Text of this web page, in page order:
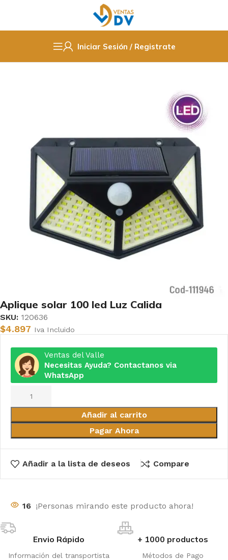
Iniciar Sesión / Registrate
Electricidad Iluminación Iluminación Solar
Aplique solar 100 led Luz Calida
SKU: 120636
$4.897 Iva Incluido
Ventas del Valle
Necesitas Ayuda? Contactanos via
WhatsApp
Añadir al carrito
Pagar Ahora
Añadir a la lista de deseos Compare
16 ¡Personas mirando este producto ahora!
Envio Rápido
Información del transportista
+ 1000 productos
Métodos de Pago